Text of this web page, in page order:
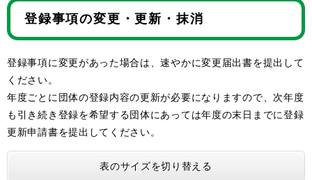
登録事項の変更・更新・抹消
登録事項に変更があった場合は、速やかに変更届出書を提出して
ください。
年度ごとに団体の登録内容の更新が必要になりますので、次年度
も引き続き登録を希望する団体にあっては年度の末日までに登録
更新申請書を提出してください。
表のサイズを切り替える